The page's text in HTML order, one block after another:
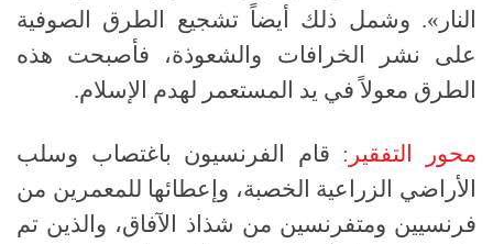
النار». وشمل ذلك أيضاً تشجيع الطرق الصوفية
على نشر الخرافات والشعوذة، فأصبحت هذه
الطرق معولاً في يد المستعمر لهدم الإسلام.
محور التفقير: قام الفرنسيون باغتصاب وسلب
الأراضي الزراعية الخصبة، وإعطائها للمعمرين من
فرنسيين ومتفرنسين من شذاذ الآفاق، والذين تم